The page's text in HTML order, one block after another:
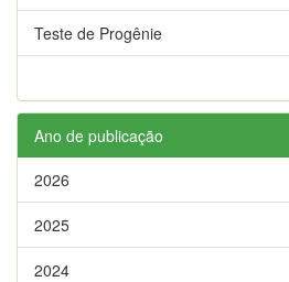
Teste de Progênie
Ano de publicação
2026
2025
2024